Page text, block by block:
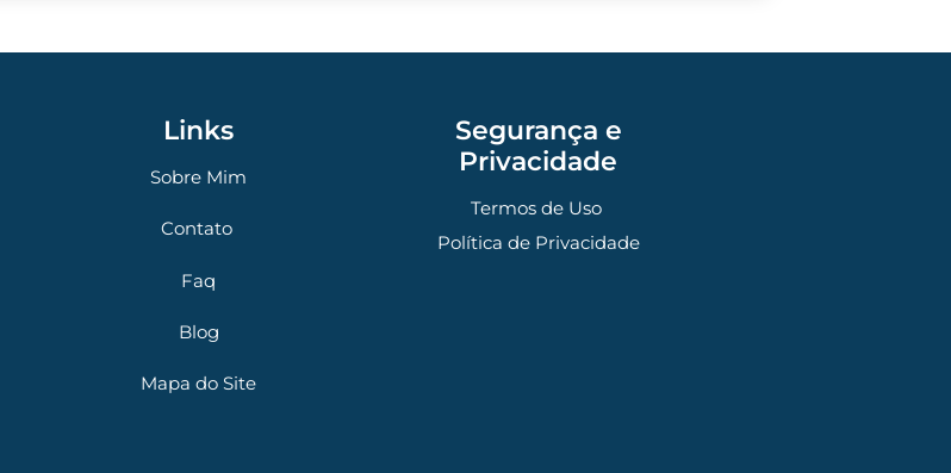
Links
Sobre Mim
Contato
Faq
Blog
Mapa do Site
Segurança e
Privacidade
Termos de Uso
Política de Privacidade